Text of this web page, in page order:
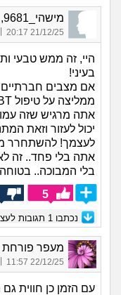
מישהי_9681, בת 30, אורחת
21/12/25 20:17
|
היי, זה ממש טבעי
בעיני!
אם מצבים חברתיים
אתה מרגיש שזה
יכול לעזור וזאת
לעצמך! להשתחרר
אתה בלי פחד.. זה
בלי המבוכה..
5
נכתבו 1 תגובות
מעפר פורחת
22/12/25 11:57
|
עם הזמן כן חווית